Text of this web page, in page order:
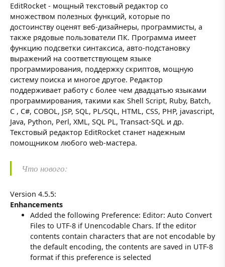
EditRocket - мощный текстовый редактор со
множеством полезных функций, которые по
достоинству оценят веб-дизайнеры, программисты, а
также рядовые пользователи ПК. Программа имеет
функцию подсветки синтаксиса, авто-подстановку
выражений на соответствующем языке
программирования, поддержку скриптов, мощную
систему поиска и многое другое. Редактор
поддерживает работу с более чем двадцатью языками
программирования, такими как Shell Script, Ruby, Batch,
C , C#, COBOL, JSP, SQL, PL/SQL, HTML, CSS, PHP, jаvascript,
Java, Python, Perl, XML, SQL PL, Transact-SQL и др.
Текстовый редактор EditRocket станет надежным
помощником любого web-мастера.
Что нового:
Version 4.5.5:
Enhancements
Added the following Preference: Editor: Auto Convert
Files to UTF-8 if Unencodable Chars. If the editor
contents contain characters that are not encodable by
the default encoding, the contents are saved in UTF-8
format if this preference is selected